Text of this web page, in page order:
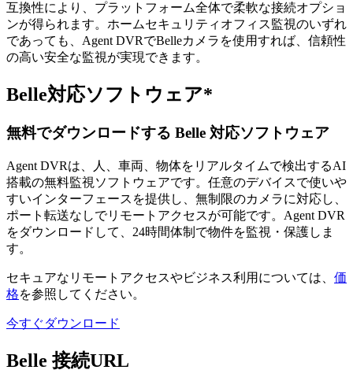
互換性により、プラットフォーム全体で柔軟な接続オプショ
ンが得られます。ホームセキュリティオフィス監視のいずれ
であっても、Agent DVRでBelleカメラを使用すれば、信頼性
の高い安全な監視が実現できます。
Belle対応ソフトウェア*
無料でダウンロードする Belle 対応ソフトウェア
Agent DVRは、人、車両、物体をリアルタイムで検出するAI
搭載の無料監視ソフトウェアです。任意のデバイスで使いや
すいインターフェースを提供し、無制限のカメラに対応し、
ポート転送なしでリモートアクセスが可能です。Agent DVR
をダウンロードして、24時間体制で物件を監視・保護しま
す。
セキュアなリモートアクセスやビジネス利用については、 価
格を参照してください。
今すぐダウンロード
Belle 接続URL